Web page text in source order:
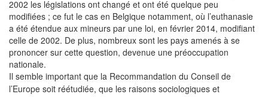
2002 les législations ont changé et ont été quelque peu
modifiées ; ce fut le cas en Belgique notamment, où l’euthanasie
a été étendue aux mineurs par une loi, en février 2014, modifiant
celle de 2002. De plus, nombreux sont les pays amenés à se
prononcer sur cette question, devenue une préoccupation
nationale.
Il semble important que la Recommandation du Conseil de
l’Europe soit réétudiée, que les raisons sociologiques et